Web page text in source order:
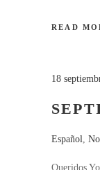
READ
18
Español,
Queridos